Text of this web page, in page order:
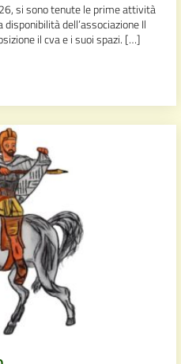
si sono tenute le prime attività
dell’associazione Il
il cva e i suoi spazi. […]